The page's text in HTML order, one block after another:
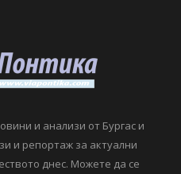
и анализи от Бургас и
и репортаж за актуални
днес. Можете да се